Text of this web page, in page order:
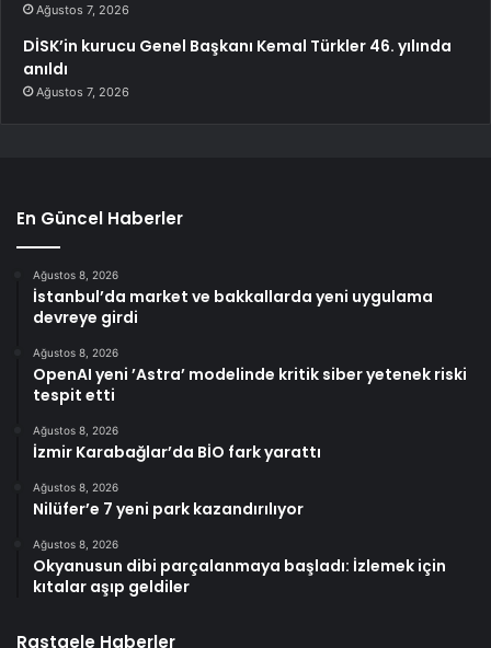
Ağustos 7, 2026
DİSK’in kurucu Genel Başkanı Kemal Türkler 46. yılında
anıldı
Ağustos 7, 2026
En Güncel Haberler
Ağustos 8, 2026
İstanbul’da market ve bakkallarda yeni uygulama
devreye girdi
Ağustos 8, 2026
OpenAI yeni ’Astra’ modelinde kritik siber yetenek riski
tespit etti
Ağustos 8, 2026
İzmir Karabağlar’da BİO fark yarattı
Ağustos 8, 2026
Nilüfer’e 7 yeni park kazandırılıyor
Ağustos 8, 2026
Okyanusun dibi parçalanmaya başladı: İzlemek için
kıtalar aşıp geldiler
Rastgele Haberler